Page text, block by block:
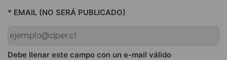
* EMAIL (NO SERÁ PUBLICADO)
Debe llenar este campo con un e-mail válido